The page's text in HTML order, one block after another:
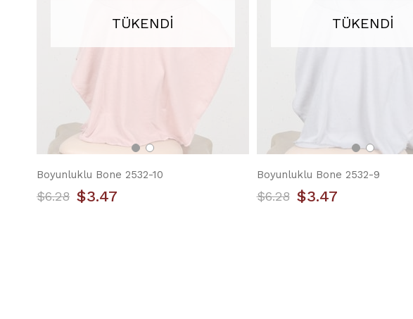
TÜKENDI
Boyunluklu Bone 2532-10
$3.47
$6.28
TÜKENDI
Boyunluklu Bone 2532-9
$3.47
$6.28